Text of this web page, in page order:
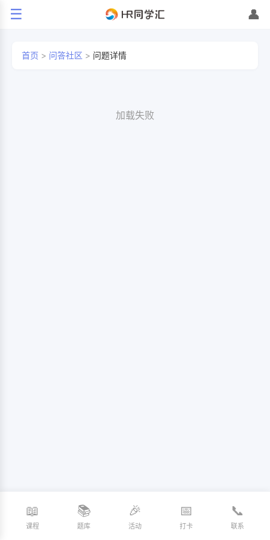
☰ 👤
首页 > 问答社区 > 问题详情
加载失败
📖
课程
📚
题库
🎉
活动
📅
打卡
📞
联系